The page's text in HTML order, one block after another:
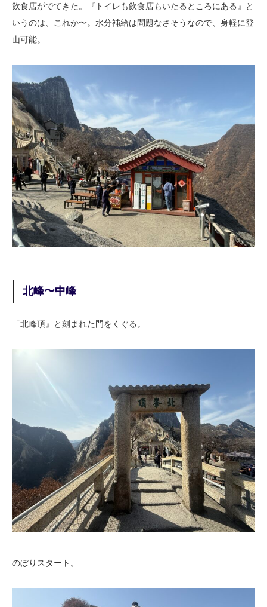
飲食店がでてきた。『トイレも飲食店もいたるところにある』と
いうのは、これか〜。水分補給は問題なさそうなので、身軽に登
山可能。
北峰〜中峰
「北峰頂』と刻まれた門をくぐる。
のぼりスタート。